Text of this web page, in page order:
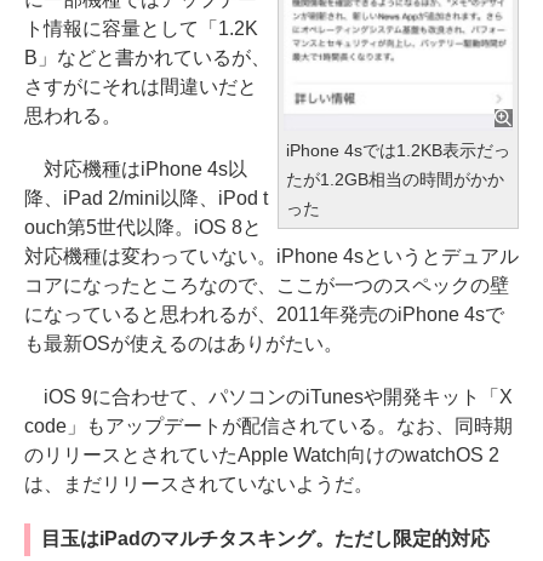
iPhone 4sでは1.2KB表示だっ
たが1.2GB相当の時間がかか
った
ト情報に容量として「1.2K
B」などと書かれているが、
さすがにそれは間違いだと
思われる。
対応機種はiPhone 4s以
降、iPad 2/mini以降、iPod t
ouch第5世代以降。iOS 8と
対応機種は変わっていない。iPhone 4sというとデュアル
コアになったところなので、ここが一つのスペックの壁
になっていると思われるが、2011年発売のiPhone 4sで
も最新OSが使えるのはありがたい。
iOS 9に合わせて、パソコンのiTunesや開発キット「X
code」もアップデートが配信されている。なお、同時期
のリリースとされていたApple Watch向けのwatchOS 2
は、まだリリースされていないようだ。
目玉はiPadのマルチタスキング。ただし限定的対応